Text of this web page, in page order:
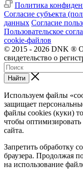
Политика
Согласие субъекта
данных Согласие
Пользовательское
cookie-файлов
© 2015 - 2026 DNK ®
свидетельство о
Найти
Используем файлы
защищает
файлы cookies (куки)
чтобы
сайта.
Запретить обработку
браузера. Продолжая
на использование